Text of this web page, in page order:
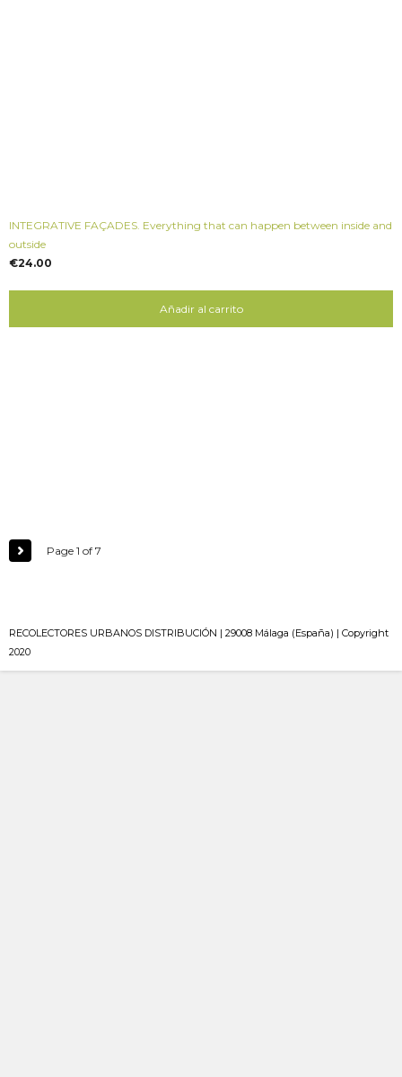
INTEGRATIVE FAÇADES. Everything that can happen between inside and
outside
€24.00
Añadir al carrito
Page 1 of 7
RECOLECTORES URBANOS DISTRIBUCIÓN | 29008 Málaga (España) | Copyright
2020